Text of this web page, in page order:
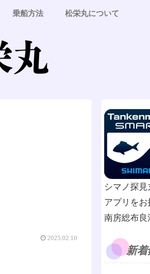
乗船方法 松栄丸について
2025.02.10
シマノ探見
アプリを
南房総布良
新